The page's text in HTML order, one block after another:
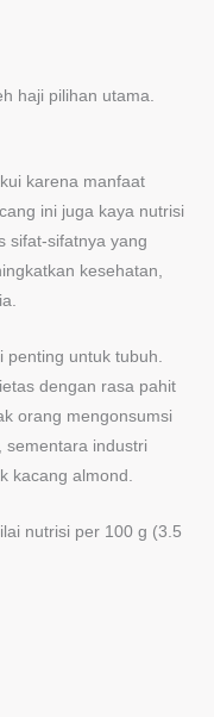
haji pilihan utama.
karena manfaat
ini juga kaya nutrisi
sifat-sifatnya yang
kesehatan,
penting untuk tubuh.
dengan rasa pahit
orang mengonsumsi
sementara industri
kacang almond.
nutrisi per 100 g (3.5